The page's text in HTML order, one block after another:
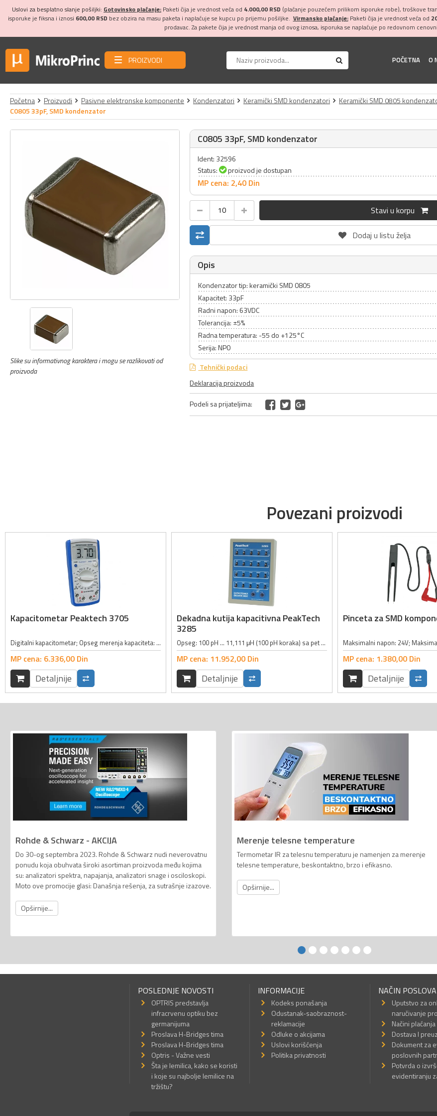
Uslovi za besplatno slanje pošiljki: Gotovinsko plaćanje: Paketi čija je vrednost veća od 4.000,00 RSD (plaćanje pouzećem prilikom isporuke robe), troškove
isporuke je fiksna i iznosi 600,00 RSD bez obzira na masu paketa i naplaćuje se kupcu po prijemu pošiljke. Virmansko plaćanje:Paketi čija je vrednost veća od
prodavac. Za pakete čija je vrednost manja od ovog iznosa, isporuka se naplaćuje po redovnom
PROIZVODI POČETNA O
Početna Proizvodi Pasivne elektronske komponente Kondenzatori Keramički SMD kondenzatori
Keramički SMD 0805
C0805 33pF, SMD kondenzator
Slike su informativnog karaktera i mogu se razlikovati od
proizvoda
C0805 33pF, SMD kondenzator
Ident: 32596
Status:
proizvod je dostupan
MP cena: 2,40 Din
Stavi u korpu
Dodaj u listu želja
Opis
Kondenzator tip: keramički SMD 0805
Kapacitet: 33pF
Radni napon: 63VDC
Tolerancija: ±5%
Radna temperatura: -55 do +125°C
Serija: NP0
Tehnički podaci
Deklaracija proizvoda
Podeli sa prijateljima:
Povezani proizvodi
Kapacitometar Peaktech 3705
Digitalni kapacitometar; Opseg merenja kapaciteta: 200pF, 2nF, 20nF, 200nF, 2µF, 20µF, 200µF, 2mF, 20mF; Tačnost merenja kapaciteta: ±0.5% + 10 cifara; Opseg merenja otpornosti: 20Ω, 200Ω, 2kΩ, 20kΩ, 200kΩ, 2MΩ, 20MΩ, 200MΩ,...
MP cena: 6.336,00 Din
Detaljnije
Dekadna kutija kapacitivna PeakTech
3285
Opseg: 100 pH ... 11,111 μH (100 pH koraka) sa pet dekada; Tačnost: 5% na 1 kHz; Maksimalni strujni limit: 100 mA DC/AC; Permanentna idnuktivnost: 0.6 μH; Dimenzije: 140 x 190 x 80mm; Masa: 350g;
MP cena: 11.952,00 Din
Detaljnije
Pinceta za SMD
MP cena: 1.380,00 Din
Detaljnije
Rohde & Schwarz - AKCIJA
Do 30-og septembra 2023. Rohde & Schwarz nudi neverovatnu
ponudu koja obuhvata široki asortiman proizvoda među kojima
su: analizatori spektra, napajanja, analizatori snage i osciloskopi.
Moto ove promocije glasi: Današnja rešenja, za sutrašnje izazove.
Opširnije...
Merenje telesne temperature
Termometar IR za telesnu temperaturu je namenjen za merenje
telesne temperature, beskontaktno, brzo i efikasno.
Opširnije...
POSLEDNJE NOVOSTI
OPTRIS predstavlja
infracrvenu optiku bez
germanijuma
Proslava H-Bridges tima
Proslava H-Bridges tima
Optris - Važne vesti
Šta je lemilica, kako se koristi
i koje su najbolje lemilice na
tržištu?
INFORMACIJE
Kodeks ponašanja
Odustanak-saobraznost-
reklamacije
Odluke o akcijama
Uslovi korišćenja
Politika privatnosti
NAČIN
Uputstvo za
naručivanje
Načini plaćanja
Dostava I
Dokument za
poslovnih
Potvrda o
evidentiranju